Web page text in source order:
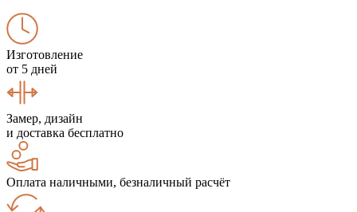
Изготовление
от 5 дней
Замер, дизайн
и доставка бесплатно
Оплата наличными, безналичный расчёт